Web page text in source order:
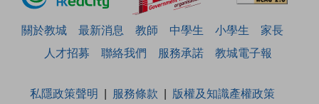
關於教城 最新消息 教師 中學生 小學生
家長
人才招募
聯絡我們 服務承諾 教城電子報
私隱政策聲明 服務條款
版權及知識產權政策